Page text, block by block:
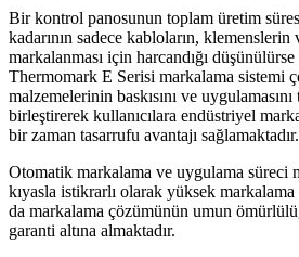
Bir kontrol panosunun toplam üretim
kadarının sadece kabloların, klemenslerin
markalanması için harcandığı
Thermomark E Serisi markalama sistemi
malzemelerinin baskısını ve
birleştirerek kullanıcılara endüstriyel
bir zaman tasarrufu avantajı sağlamaktadır.
Otomatik markalama ve uygulama süreci
kıyasla istikrarlı olarak yüksek
da markalama çözümünün umun
garanti altına almaktadır.